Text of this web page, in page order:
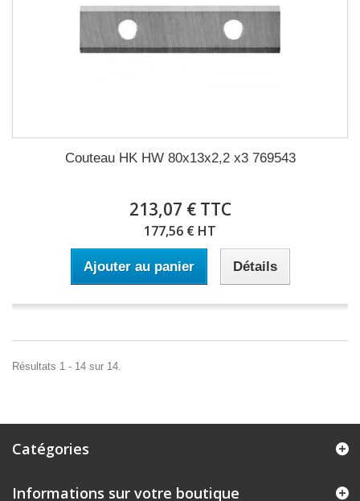
Couteau HK HW 80x13x2,2 x3 769543
213,07 € TTC
177,56 € HT
Ajouter au panier Détails
Résultats 1 - 14 sur 14.
Catégories
Informations sur votre boutique